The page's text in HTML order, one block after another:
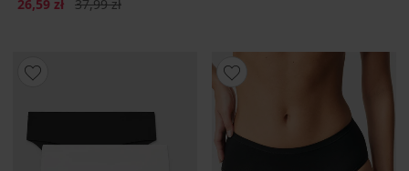
26,59 zł 37,99 zł